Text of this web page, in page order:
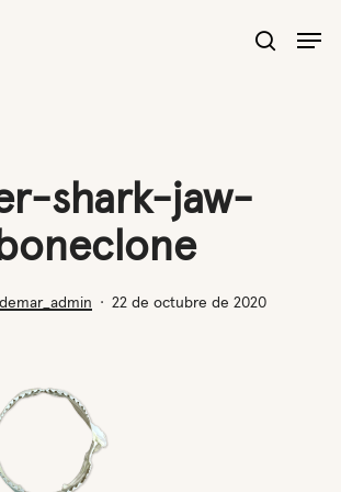
search
shark-jaw-
boneclone
22 de octubre de 2020